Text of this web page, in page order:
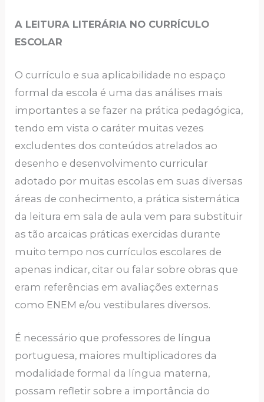
A LEITURA LITERÁRIA NO CURRÍCULO
ESCOLAR
O currículo e sua aplicabilidade no espaço
formal da escola é uma das análises mais
importantes a se fazer na prática pedagógica,
tendo em vista o caráter muitas vezes
excludentes dos conteúdos atrelados ao
desenho e desenvolvimento curricular
adotado por muitas escolas em suas diversas
áreas de conhecimento, a prática sistemática
da leitura em sala de aula vem para substituir
as tão arcaicas práticas exercidas durante
muito tempo nos currículos escolares de
apenas indicar, citar ou falar sobre obras que
eram referências em avaliações externas
como ENEM e/ou vestibulares diversos.
É necessário que professores de língua
portuguesa, maiores multiplicadores da
modalidade formal da língua materna,
possam refletir sobre a importância do